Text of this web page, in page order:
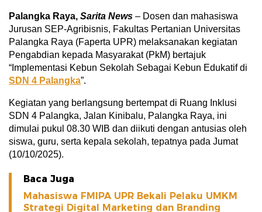
Palangka Raya, Sarita News – Dosen dan mahasiswa
Jurusan SEP-Agribisnis, Fakultas Pertanian Universitas
Palangka Raya (Faperta UPR) melaksanakan kegiatan
Pengabdian kepada Masyarakat (PkM) bertajuk
“Implementasi Kebun Sekolah Sebagai Kebun Edukatif di
SDN 4 Palangka”.
Kegiatan yang berlangsung bertempat di Ruang Inklusi
SDN 4 Palangka, Jalan Kinibalu, Palangka Raya, ini
dimulai pukul 08.30 WIB dan diikuti dengan antusias oleh
siswa, guru, serta kepala sekolah, tepatnya pada Jumat
(10/10/2025).
Baca Juga
Mahasiswa FMIPA UPR Bekali Pelaku UMKM
Strategi Digital Marketing dan Branding